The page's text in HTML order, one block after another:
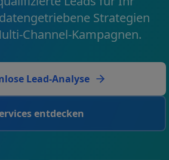
Strategien
Channel-Kampagnen.
Lead-Analyse
entdecken